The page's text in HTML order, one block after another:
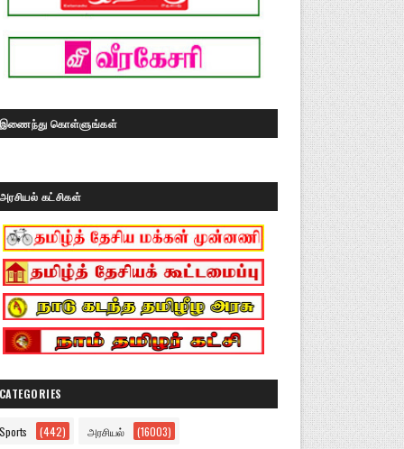
இணைந்து கொள்ளுங்கள்
அரசியல் கட்சிகள்
CATEGORIES
Sports (442) அரசியல் (16003)